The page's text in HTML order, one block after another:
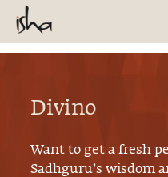
Divino
Want to get a fresh
Sadhguru’s wisdom